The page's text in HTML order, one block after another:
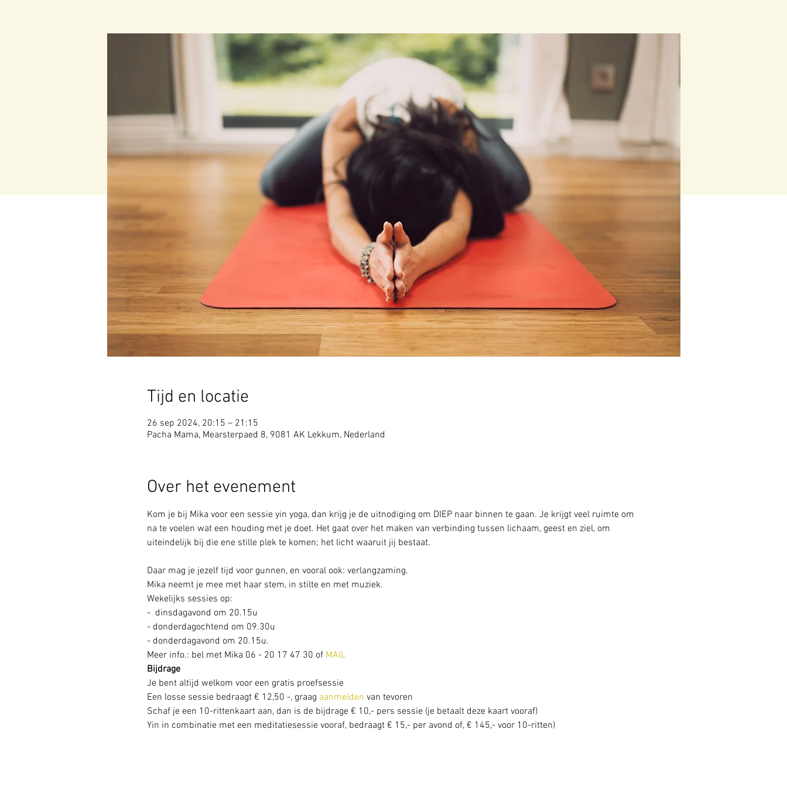
Tijd en locatie
26 sep 2024, 20:15 – 21:15
Pacha Mama, Mearsterpaed 8, 9081 AK Lekkum, Nederland
Over het evenement
Kom je bij Mika voor een sessie yin yoga, dan krijg je de uitnodiging om DIEP naar binnen te gaan. Je krijgt veel ruimte om
na te voelen wat een houding met je doet. Het gaat over het maken van verbinding tussen lichaam, geest en ziel, om
uiteindelijk bij die ene stille plek te komen; het licht waaruit jij bestaat.
Daar mag je jezelf tijd voor gunnen, en vooral ook: verlangzaming.
Mika neemt je mee met haar stem, in stilte en met muziek.
Wekelijks sessies op:
-  dinsdagavond om 20.15u
- donderdagochtend om 09.30u
- donderdagavond om 20.15u.
Meer info.: bel met Mika 06 - 20 17 47 30 of MAIL
Bijdrage
Je bent altijd welkom voor een gratis proefsessie
Een losse sessie bedraagt € 12,50 -, graag aanmelden van tevoren
Schaf je een 10-rittenkaart aan, dan is de bijdrage € 10,- pers sessie (je betaalt deze kaart vooraf)
Yin in combinatie met een meditatiesessie vooraf, bedraagt € 15,- per avond of, € 145,- voor 10-ritten)